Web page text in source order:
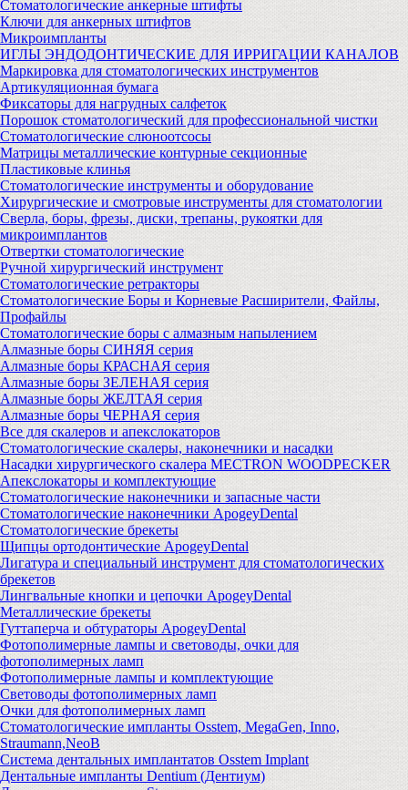
Стоматологические анкерные штифты
Ключи для анкерных штифтов
Микроимпланты
ИГЛЫ ЭНДОДОНТИЧЕСКИЕ ДЛЯ ИРРИГАЦИИ КАНАЛОВ
Маркировка для стоматологических инструментов
Артикуляционная бумага
Фиксаторы для нагрудных салфеток
Порошок стоматологический для профессиональной чистки
Стоматологические слюноотсосы
Матрицы металлические контурные секционные
Пластиковые клинья
Стоматологические инструменты и оборудование
Хирургические и смотровые инструменты для стоматологии
Сверла, боры, фрезы, диски, трепаны, рукоятки для
микроимплантов
Отвертки стоматологические
Ручной хирургический инструмент
Стоматологические ретракторы
Стоматологические Боры и Корневые Расширители, Файлы,
Профайлы
Стоматологические боры с алмазным напылением
Алмазные боры СИНЯЯ серия
Алмазные боры КРАСНАЯ серия
Алмазные боры ЗЕЛЕНАЯ серия
Алмазные боры ЖЕЛТАЯ серия
Алмазные боры ЧЕРНАЯ серия
Все для скалеров и апекслокаторов
Стоматологические скалеры, наконечники и насадки
Насадки хирургического скалера MECTRON WOODPECKER
Апекслокаторы и комплектующие
Стоматологические наконечники и запасные части
Стоматологические наконечники ApogeyDental
Стоматологические брекеты
Щипцы ортодонтические ApogeyDental
Лигатура и специальный инструмент для стоматологических
брекетов
Лингвальные кнопки и цепочки ApogeyDental
Металлические брекеты
Гуттаперча и обтураторы ApogeyDental
Фотополимерные лампы и световоды, очки для
фотополимерных ламп
Фотополимерные лампы и комплектующие
Световоды фотополимерных ламп
Очки для фотополимерных ламп
Стоматологические импланты Osstem, MegaGen, Inno,
Straumann,NeoB
Система дентальных имплантатов Osstem Implant
Дентальные импланты Dentium (Дентиум)